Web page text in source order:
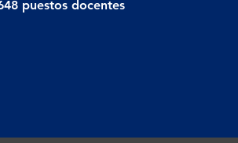
puestos docentes